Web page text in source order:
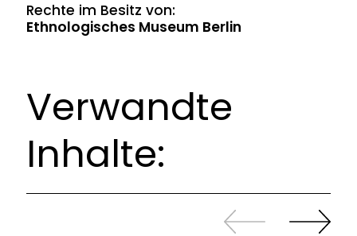
Rechte im Besitz von:
Ethnologisches Museum Berlin
Verwandte
Inhalte:
Zurück
sliden
Weiter
sliden